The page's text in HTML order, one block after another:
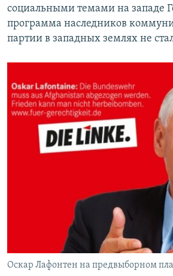
социальными темами на западе
программа наследников
партии в западных землях не
Оскар Лафонтен на предвыборном